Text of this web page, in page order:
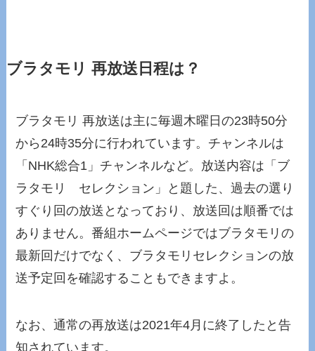
ブラタモリ 再放送日程は？
ブラタモリ 再放送は主に毎週木曜日の23時50分
から24時35分に行われています。チャンネルは
「NHK総合1」チャンネルなど。放送内容は「ブ
ラタモリ セレクション」と題した、過去の選り
すぐり回の放送となっており、放送回は順番では
ありません。番組ホームページではブラタモリの
最新回だけでなく、ブラタモリセレクションの放
送予定回を確認することもできますよ。
なお、通常の再放送は2021年4月に終了したと告
知されています。